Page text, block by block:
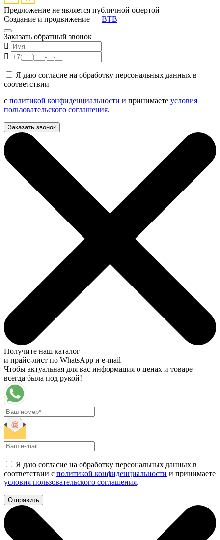
Предложение не является публичной офертой
Создание и продвижение — BTB
Заказать обратный звонок
Я даю согласие на обработку персональных данных в
соответствии
с политикой конфиденциальности и принимаете условия
пользовательского соглашения.
Заказать звонок
Получите наш каталог
и прайс-лист по WhatsApp и e-mail
Чтобы актуальная для вас информация о ценах и товаре
всегда была под рукой!
Я даю согласие на обработку персональных данных в
соответствии с политикой конфиденциальности и принимаете
условия пользовательского соглашения.